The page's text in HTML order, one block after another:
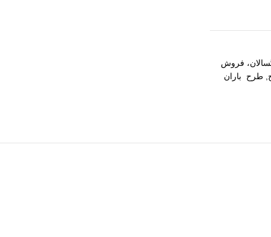
بزرگسالان، فروش
طرح باران